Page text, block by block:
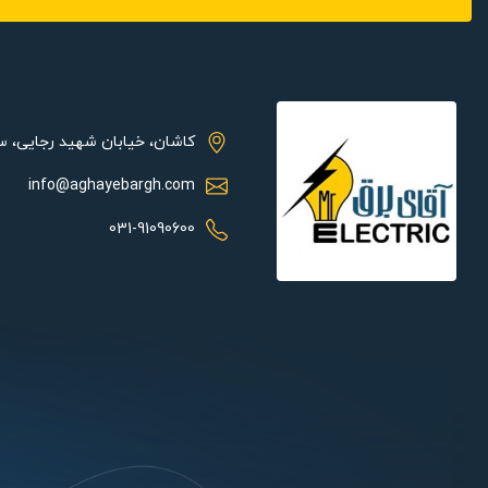
پارکینگی سیماران مدل LEADER4از یک محصول با لوازم جانبی زیر بهره مند خواهید شد:
مرکز کنترل Q80-A ( یک عدد )
ریموت پروتکو ( دو عدد )
چراغ سردرب پروتکو ( یک عدد )
کاشان، خیابان شهید
info@aghayebargh.com
031-91090600